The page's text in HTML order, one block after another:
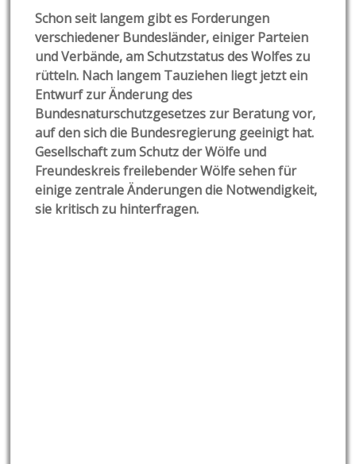
Schon seit langem gibt es Forderungen
verschiedener Bundesländer, einiger Parteien
und Verbände, am Schutzstatus des Wolfes zu
rütteln. Nach langem Tauziehen liegt jetzt ein
Entwurf zur Änderung des
Bundesnaturschutzgesetzes zur Beratung vor,
auf den sich die Bundesregierung geeinigt hat.
Gesellschaft zum Schutz der Wölfe und
Freundeskreis freilebender Wölfe sehen für
einige zentrale Änderungen die Notwendigkeit,
sie kritisch zu hinterfragen.